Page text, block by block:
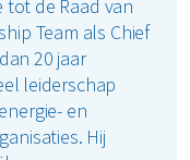
tot de Raad van
Team als Chief
20 jaar
leiderschap
en
Hij